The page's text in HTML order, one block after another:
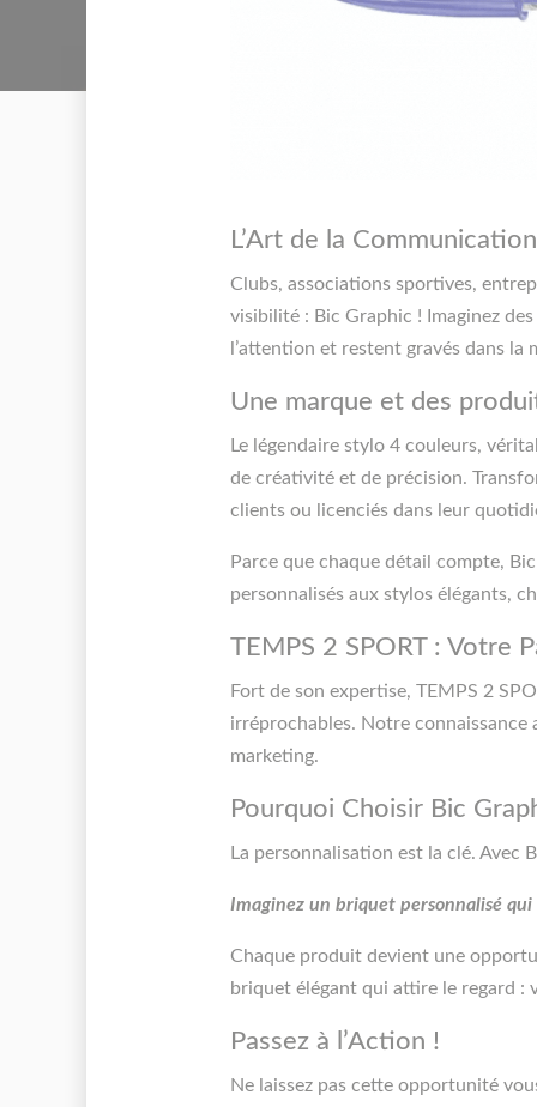
L’Art de la
Clubs, associations sportives,
visibilité : Bic Graphic ! Imaginez
l’attention et restent gravés dans
Une marque et des
Le légendaire stylo 4 couleurs,
de créativité et de précision.
clients ou licenciés dans leur
Parce que chaque détail compte,
personnalisés aux stylos élégants,
TEMPS 2 SPORT : Votre
Fort de son expertise, TEMPS 2
irréprochables. Notre connaissance
marketing.
Pourquoi Choisir Bic
La personnalisation est la clé. Avec
Imaginez un briquet personnalisé
Chaque produit devient une
briquet élégant qui attire le regard :
Passez à l’Action !
Ne laissez pas cette opportunité